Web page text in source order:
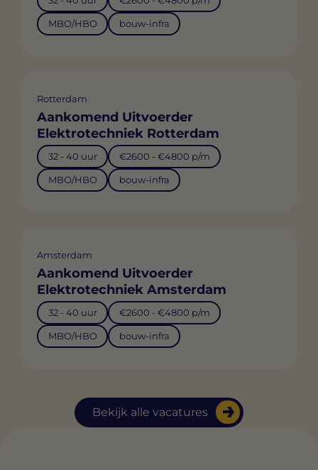
Bekijk alle vacatures
MBO/HBO bouw-infra
Rotterdam
Aankomend Uitvoerder
Elektrotechniek Rotterdam
32 - 40 uur €2600 - €4800 p/m
MBO/HBO bouw-infra
Amsterdam
Aankomend Uitvoerder
Elektrotechniek Amsterdam
32 - 40 uur €2600 - €4800 p/m
MBO/HBO bouw-infra